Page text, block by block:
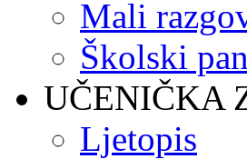
Mali
Školski
UČENIČKA
Ljetopis